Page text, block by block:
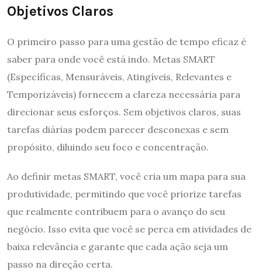
Objetivos Claros
O primeiro passo para uma gestão de tempo eficaz é
saber para onde você está indo. Metas SMART
(Específicas, Mensuráveis, Atingíveis, Relevantes e
Temporizáveis) fornecem a clareza necessária para
direcionar seus esforços. Sem objetivos claros, suas
tarefas diárias podem parecer desconexas e sem
propósito, diluindo seu foco e concentração.
Ao definir metas SMART, você cria um mapa para sua
produtividade, permitindo que você priorize tarefas
que realmente contribuem para o avanço do seu
negócio. Isso evita que você se perca em atividades de
baixa relevância e garante que cada ação seja um
passo na direção certa.